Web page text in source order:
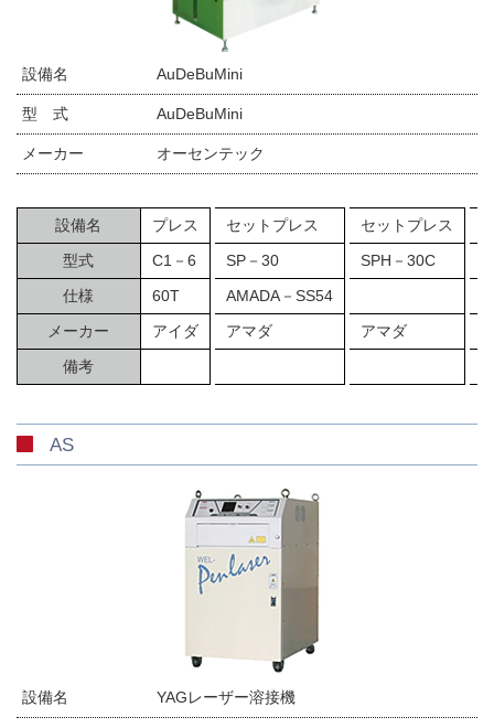
設備名 AuDeBuMini
型 式 AuDeBuMini
メーカー オーセンテック
設備名
型式
仕様
メーカー
備考
プレス
C1－6
60T
アイダ
セットプレス
SP－30
AMADA－SS54
アマダ
セットプレス
SPH－30C
アマダ
AS
設備名 YAGレーザー溶接機